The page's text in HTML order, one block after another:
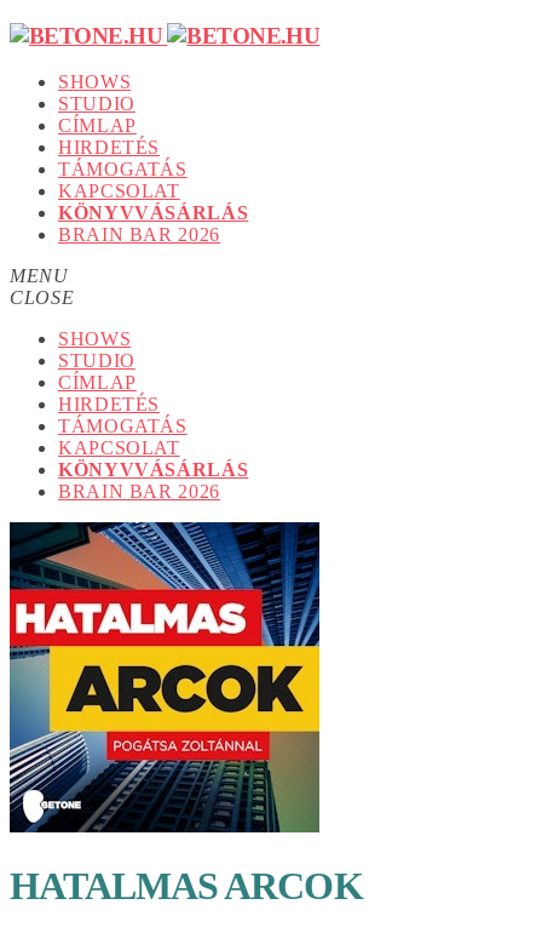
SHOWS
STUDIO
CÍMLAP
HIRDETÉS
TÁMOGATÁS
KAPCSOLAT
KÖNYVVÁSÁRLÁS
BRAIN BAR 2026
MENU
CLOSE
SHOWS
STUDIO
CÍMLAP
HIRDETÉS
TÁMOGATÁS
KAPCSOLAT
KÖNYVVÁSÁRLÁS
BRAIN BAR 2026
HATALMAS ARCOK